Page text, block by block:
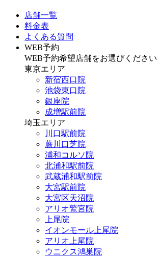
店舗一覧
料金表
よくある質問
WEB予約
WEB予約希望店舗をお選びください
東京エリア
新宿西口院
池袋東口院
銀座院
成増駅前院
埼玉エリア
川口駅前院
蕨川口芝院
浦和コルソ院
北浦和駅前院
武蔵浦和駅前院
大宮駅前院
大宮区天沼院
アリオ鷲宮院
上尾院
イオンモール上尾院
アリオ上尾院
ウニクス鴻巣院